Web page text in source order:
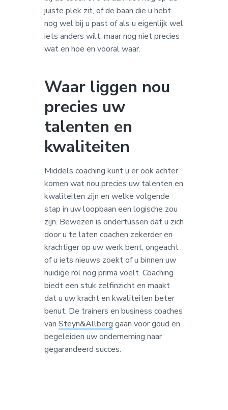
juiste plek zit, of de baan die u hebt
nog wel bij u past of als u eigenlijk wel
iets anders wilt, maar nog niet precies
wat en hoe en vooral waar.
Waar liggen nou
precies uw
talenten en
kwaliteiten
Middels coaching kunt u er ook achter
komen wat nou precies uw talenten en
kwaliteiten zijn en welke volgende
stap in uw loopbaan een logische zou
zijn. Bewezen is ondertussen dat u zich
door u te laten coachen zekerder en
krachtiger op uw werk bent, ongeacht
of u iets nieuws zoekt of u binnen uw
huidige rol nog prima voelt. Coaching
biedt een stuk zelfinzicht en maakt
dat u uw kracht en kwaliteiten beter
benut. De trainers en business coaches
van Steyn&Allberg gaan voor goud en
begeleiden uw onderneming naar
gegarandeerd succes.